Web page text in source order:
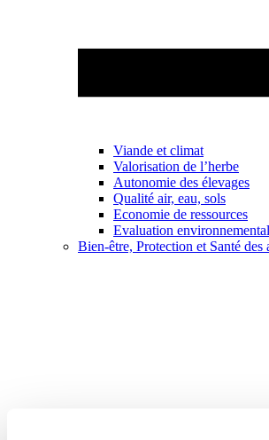
Viande et climat
Valorisation de l’herbe
Autonomie des élevages
Qualité air, eau, sols
Economie de ressources
Evaluation
Bien-être, Protection et Santé des